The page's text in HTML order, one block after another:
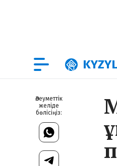
Әлеуметтік
желіде
бөлісіңіз: